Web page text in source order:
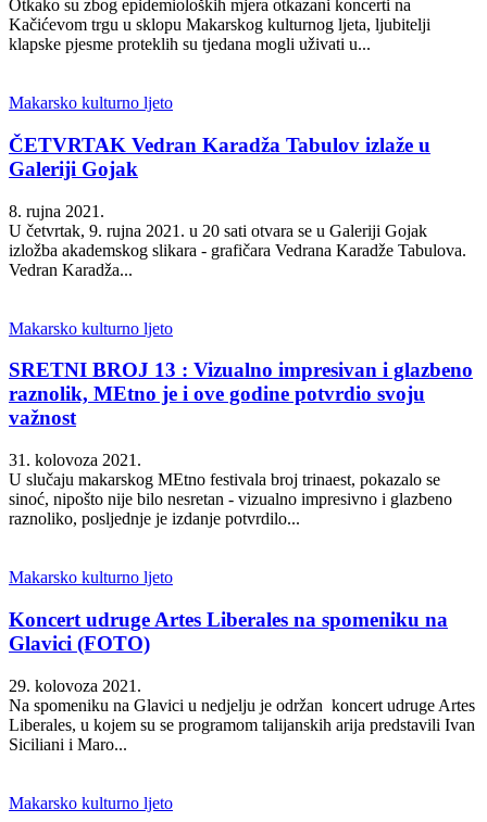
Otkako su zbog epidemioloških mjera otkazani koncerti na
Kačićevom trgu u sklopu Makarskog kulturnog ljeta, ljubitelji
klapske pjesme proteklih su tjedana mogli uživati u...
Makarsko kulturno ljeto
ČETVRTAK Vedran Karadža Tabulov izlaže u
Galeriji Gojak
8. rujna 2021.
U četvrtak, 9. rujna 2021. u 20 sati otvara se u Galeriji Gojak
izložba akademskog slikara - grafičara Vedrana Karadže Tabulova.
Vedran Karadža...
Makarsko kulturno ljeto
SRETNI BROJ 13 : Vizualno impresivan i glazbeno
raznolik, MEtno je i ove godine potvrdio svoju
važnost
31. kolovoza 2021.
U slučaju makarskog MEtno festivala broj trinaest, pokazalo se
sinoć, nipošto nije bilo nesretan - vizualno impresivno i glazbeno
raznoliko, posljednje je izdanje potvrdilo...
Makarsko kulturno ljeto
Koncert udruge Artes Liberales na spomeniku na
Glavici (FOTO)
29. kolovoza 2021.
Na spomeniku na Glavici u nedjelju je održan koncert udruge Artes
Liberales, u kojem su se programom talijanskih arija predstavili Ivan
Siciliani i Maro...
Makarsko kulturno ljeto